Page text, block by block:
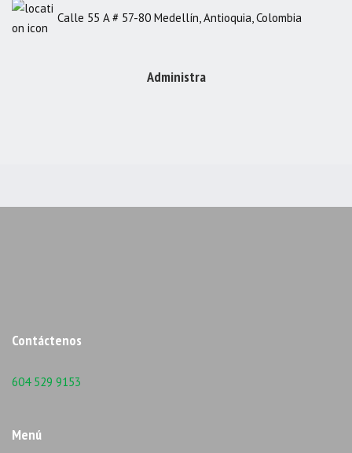
Calle 55 A # 57-80 Medellín, Antioquia, Colombia
Administra
Contáctenos
604 529 9153
Menú